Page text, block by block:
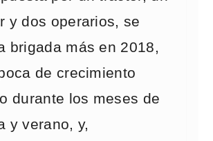
y dos operarios, se
brigada más en 2018,
de crecimiento
durante los meses de
y verano, y,